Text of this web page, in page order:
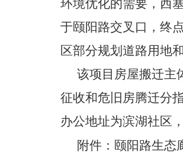
环境优化的需要，西
于颐阳路交叉口，终
区部分规划道路用地
该项目房屋搬迁主
征收和危旧房腾迁分
办公地址为滨湖社区，
附件： 颐阳路生态